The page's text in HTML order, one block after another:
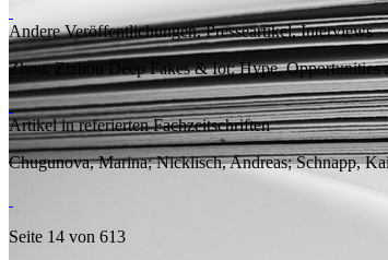
Andere Veröffentlichungen, Presseartikel, Interviews
Zhou, Zizhou
Deep Fakes & Iot: Hype, Opportunities
Artikel in referierten Fachzeitschriften
Chugunova, Marina;Nicklisch, Andreas; Schnapp,
Seite 14 von 613